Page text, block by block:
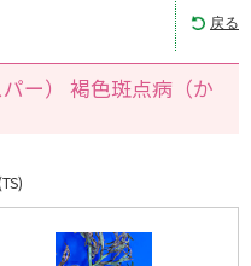
戻る
ー） 褐色斑点病（か